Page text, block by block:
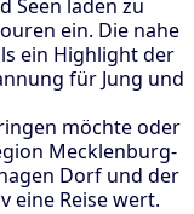
Seen laden zu
ein. Die nahe
ein Highlight der
für Jung und
möchte oder
Mecklenburg-
Dorf und der
eine Reise wert.